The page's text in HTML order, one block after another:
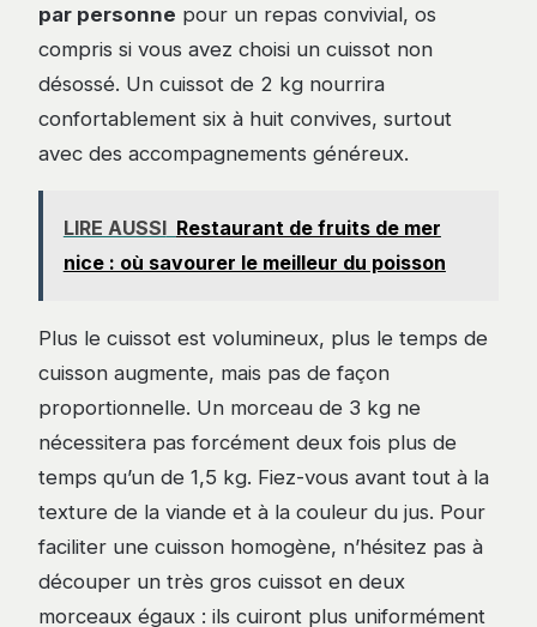
par personne pour un repas convivial, os
compris si vous avez choisi un cuissot non
désossé. Un cuissot de 2 kg nourrira
confortablement six à huit convives, surtout
avec des accompagnements généreux.
LIRE AUSSI Restaurant de fruits de mer
nice : où savourer le meilleur du poisson
Plus le cuissot est volumineux, plus le temps de
cuisson augmente, mais pas de façon
proportionnelle. Un morceau de 3 kg ne
nécessitera pas forcément deux fois plus de
temps qu’un de 1,5 kg. Fiez-vous avant tout à la
texture de la viande et à la couleur du jus. Pour
faciliter une cuisson homogène, n’hésitez pas à
découper un très gros cuissot en deux
morceaux égaux : ils cuiront plus uniformément